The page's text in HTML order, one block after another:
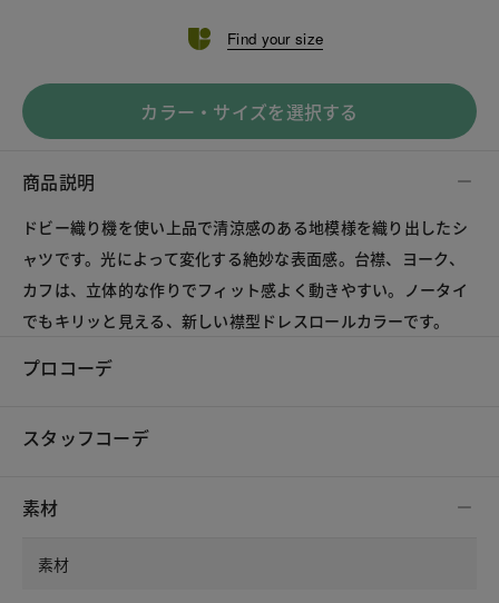
Find your size
カラー・サイズを選択する
商品説明
ドビー織り機を使い上品で清涼感のある地模様を織り出したシ
ャツです。光によって変化する絶妙な表面感。台襟、ヨーク、
カフは、立体的な作りでフィット感よく動きやすい。ノータイ
でもキリッと見える、新しい襟型ドレスロールカラーです。
プロコーデ
スタッフコーデ
素材
素材